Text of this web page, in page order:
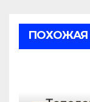
ПОХОЖАЯ